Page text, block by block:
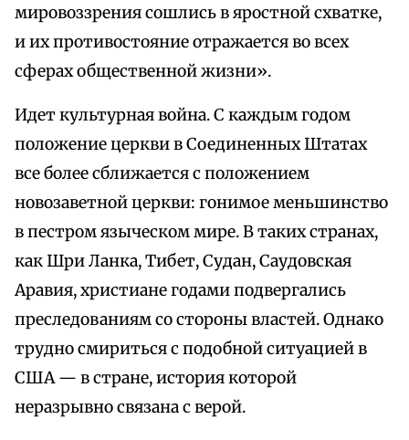
мировоззрения сошлись в яростной схватке,
и их противостояние отражается во всех
сферах общественной жизни».
Идет культурная война. С каждым годом
положение церкви в Соединенных Штатах
все более сближается с положением
новозаветной церкви: гонимое меньшинство
в пестром языческом мире. В таких странах,
как Шри Ланка, Тибет, Судан, Саудовская
Аравия, христиане годами подвергались
преследованиям со стороны властей. Однако
трудно смириться с подобной ситуацией в
США — в стране, история которой
неразрывно связана с верой.